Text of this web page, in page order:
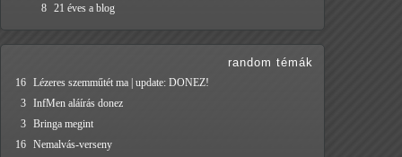
8 21 éves a blog
random témák
16 Lézeres szemműtét ma | update: DONEZ!
3 InfMen aláírás donez
3 Bringa megint
16 Nemalvás-verseny